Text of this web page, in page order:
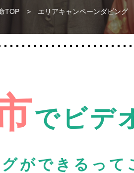
TOP > エリアキャンペーンダビング
でビデ
ができるって